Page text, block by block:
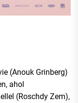
(Anouk Grinberg)
ahol
(Roschdy Zem),